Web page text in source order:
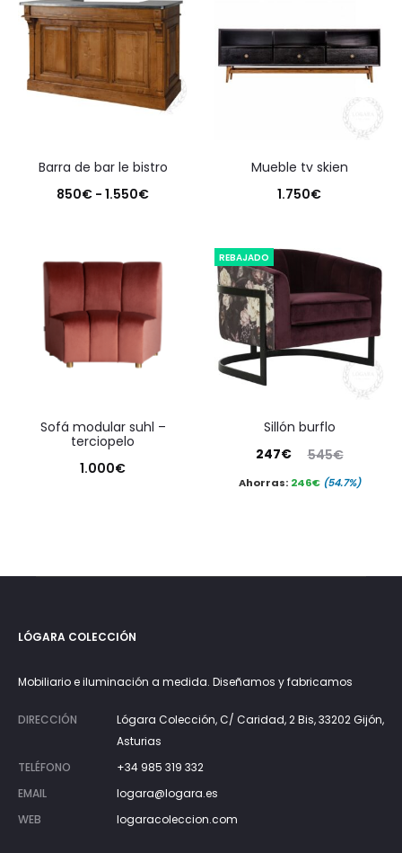
barra de bar le bistro
850€ - 1.550€Rango
desde
1.550€
mueble tv skien
1.750€
sofá modular suhl –
terciopelo
1.000€
REBAJADO
sillón burflo
545€
El
precio
247€
precioAhorras: 246€ (54.7%)
LÓGARA COLECCIÓN
Mobiliario e iluminación a medida. Diseñamos y fabricamos
DIRECCIÓN
Lógara Colección, C/ Caridad, 2 Bis, 33202 Gijón,
Asturias
TELÉFONO
+34 985 319 332
EMAIL
logara@logara.es
WEB
logaracoleccion.com